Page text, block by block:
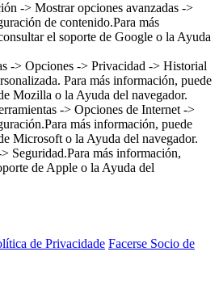
-> Mostrar opciones avanzadas ->
de contenido.Para más
el soporte de Google o la Ayuda
-> Opciones -> Privacidad -> Historial
Para más información, puede
Mozilla o la Ayuda del navegador.
-> Opciones de Internet ->
más información, puede
Microsoft o la Ayuda del navegador.
Seguridad.Para más información,
de Apple o la Ayuda del
de Privacidade Facerse Socio de